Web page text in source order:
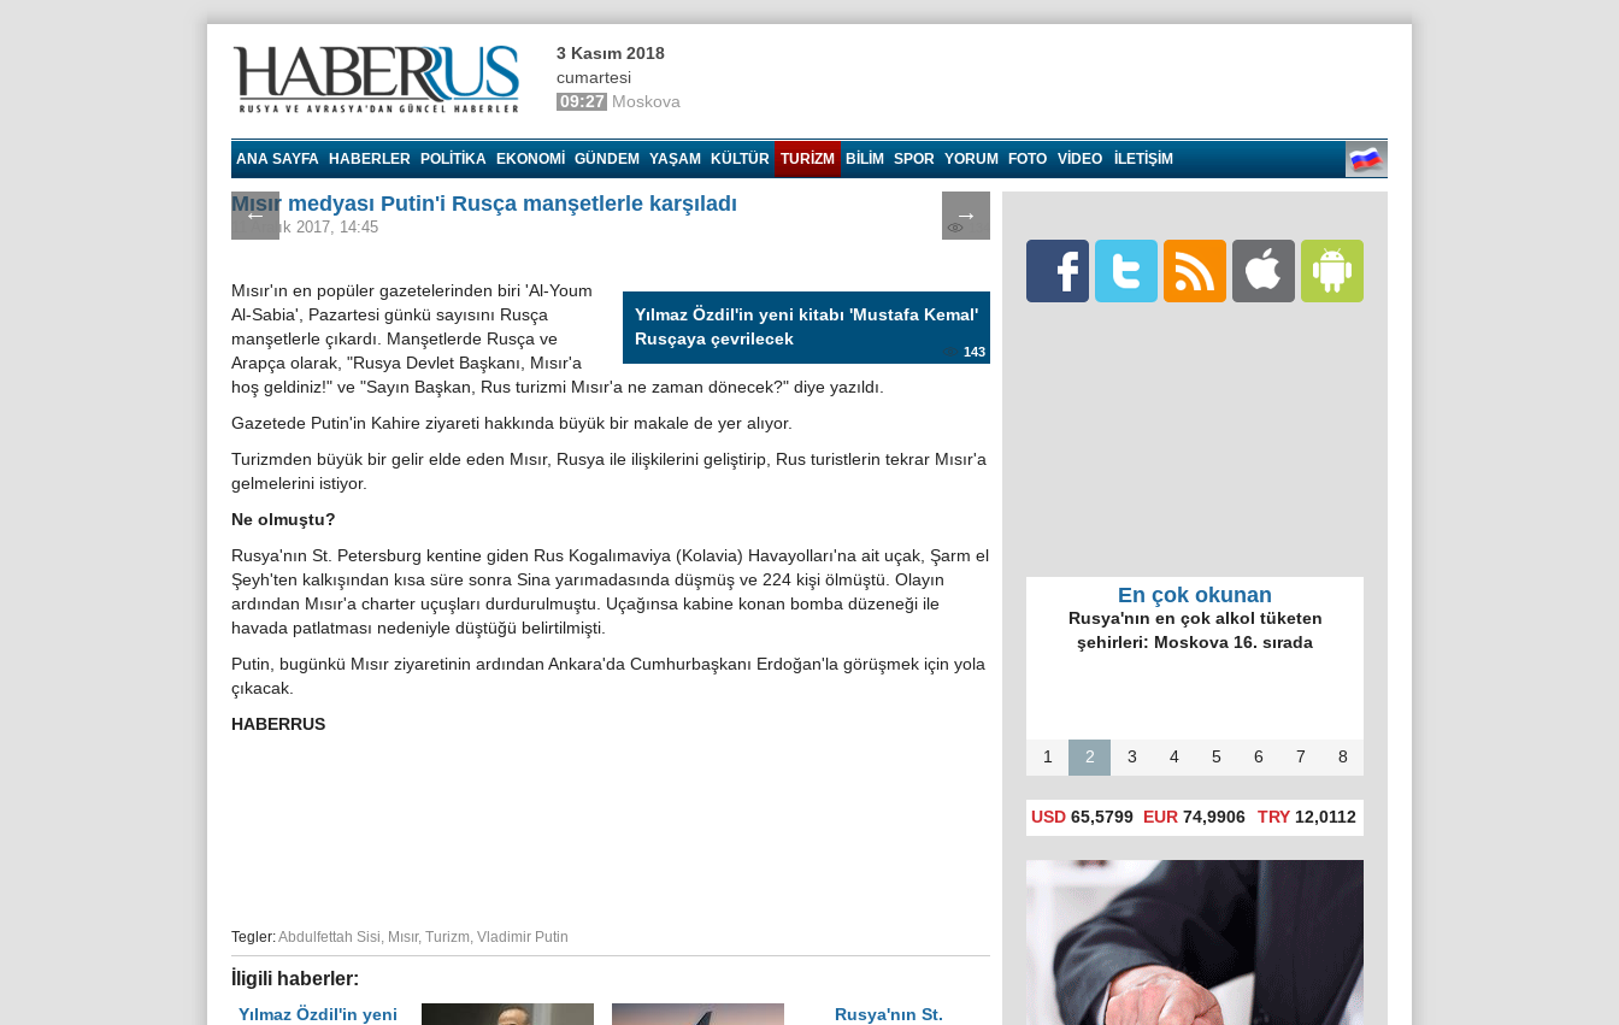
3 Kasım 2018
cumartesi
09:27 Moskova
ANA SAYFA HABERLER POLITIKA EKONOMI GÜNDEM YAŞAM KÜLTÜR TURIZM BILIM SPOR YORUM FOTO VIDEO İLETİŞİM
← →
Mısır medyası Putin'i Rusça manşetlerle karşıladı
11 Aralık 2017, 14:45
Yılmaz Özdil'in yeni kitabı 'Mustafa Kemal'
Rusçaya çevrilecek
143
Mısır'ın en popüler gazetelerinden biri 'Al-Youm
Al-Sabia', Pazartesi günkü sayısını Rusça
manşetlerle çıkardı. Manşetlerde Rusça ve
Arapça olarak, "Rusya Devlet Başkanı, Mısır'a
hoş geldiniz!" ve "Sayın Başkan, Rus turizmi Mısır'a ne zaman dönecek?" diye yazıldı.
Gazetede Putin'in Kahire ziyareti hakkında büyük bir makale de yer alıyor.
Turizmden büyük bir gelir elde eden Mısır, Rusya ile ilişkilerini geliştirip, Rus turistlerin tekrar Mısır'a
gelmelerini istiyor.
Ne olmuştu?
Rusya'nın St. Petersburg kentine giden Rus Kogalımaviya (Kolavia) Havayolları'na ait uçak, Şarm el
Şeyh'ten kalkışından kısa süre sonra Sina yarımadasında düşmüş ve 224 kişi ölmüştü. Olayın
ardından Mısır'a charter uçuşları durdurulmuştu. Uçağınsa kabine konan bomba düzeneği ile
havada patlatması nedeniyle düştüğü belirtilmişti.
Putin, bugünkü Mısır ziyaretinin ardından Ankara'da Cumhurbaşkanı Erdoğan'la görüşmek için yola
çıkacak.
HABERRUS
Tegler:Abdulfettah Sisi, Mısır, Turizm, Vladimir Putin
İligili haberler:
Yılmaz Özdil'in yeni
Rusya'nın St.
En çok okunan
Rusya'nın en çok alkol tüketen
şehirleri: Moskova 16. sırada
1 2 3 4 5 6 7 8
USD 65,5799 EUR 74,9906 TRY 12,0112